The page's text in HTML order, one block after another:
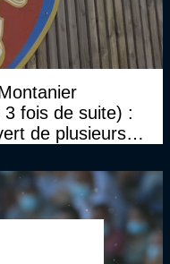
fois de suite) :
de plusieurs